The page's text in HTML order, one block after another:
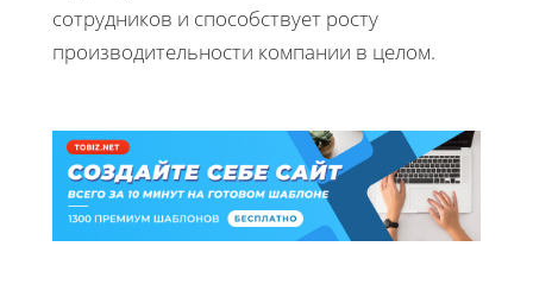
сотрудников и способствует росту
производительности компании в целом.